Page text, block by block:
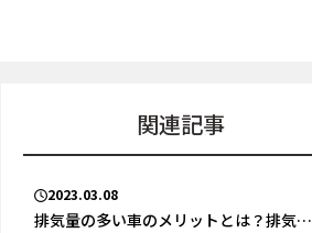
関連記事
2023.03.08
排気量の多い車のメリットとは？排気量